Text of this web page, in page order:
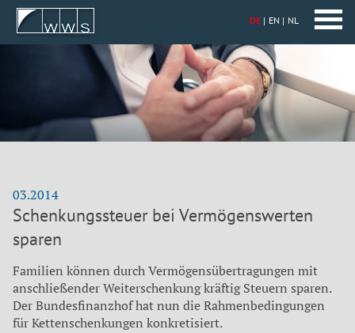
DE EN NL
03.2014
Schenkungssteuer bei Vermögenswerten
sparen
Familien können durch Vermögensübertragungen mit
anschließender Weiterschenkung kräftig Steuern sparen.
Der Bundesfinanzhof hat nun die Rahmenbedingungen
für Kettenschenkungen konkretisiert.